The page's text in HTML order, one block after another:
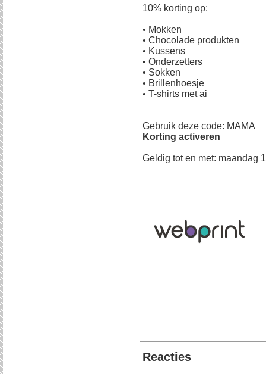
10% korting op:
• Mokken
• Chocolade produkten
• Kussens
• Onderzetters
• Sokken
• Brillenhoesje
• T-shirts met ai
Gebruik deze code: MAMA
Korting activeren
Geldig tot en met: maandag
Reacties